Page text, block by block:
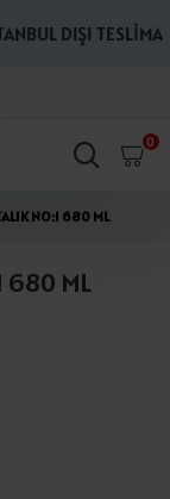
DIŞI
0
NO:1 680 ML
680 ML